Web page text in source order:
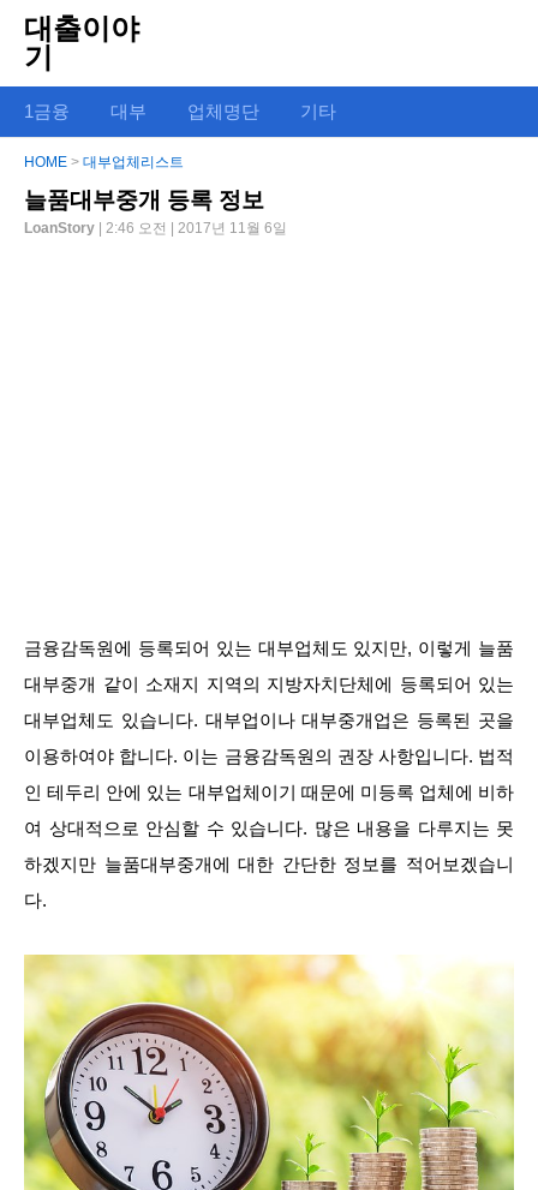
대출이야
기
1금융 대부 업체명단 기타
HOME > 대부업체리스트
늘품대부중개 등록 정보
LoanStory | 2:46 오전 | 2017년 11월 6일
금융감독원에 등록되어 있는 대부업체도 있지만, 이렇게 늘품
대부중개 같이 소재지 지역의 지방자치단체에 등록되어 있는
대부업체도 있습니다. 대부업이나 대부중개업은 등록된 곳을
이용하여야 합니다. 이는 금융감독원의 권장 사항입니다. 법적
인 테두리 안에 있는 대부업체이기 때문에 미등록 업체에 비하
여 상대적으로 안심할 수 있습니다. 많은 내용을 다루지는 못
하겠지만 늘품대부중개에 대한 간단한 정보를 적어보겠습니
다.